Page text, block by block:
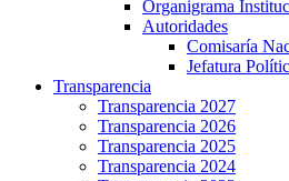
Organigrama
Autoridades
Comisaría
Jefatura
Transparencia
Transparencia 2027
Transparencia 2026
Transparencia 2025
Transparencia 2024